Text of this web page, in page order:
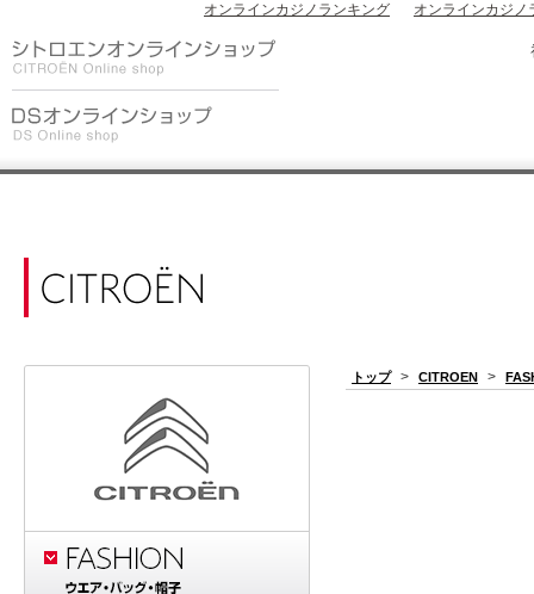
オンラインカジノランキング オンラインカジノ
トップ > CITROEN >